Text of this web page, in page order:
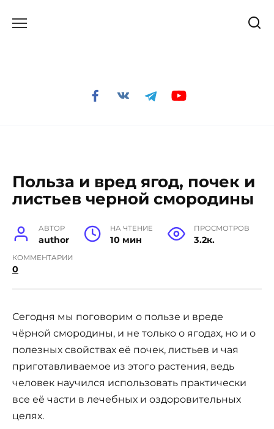
Польза и вред ягод, почек и
листьев черной смородины
АВТОР
author
НА ЧТЕНИЕ
10 мин
ПРОСМОТРОВ
3.2к.
КОММЕНТАРИИ
0
Сегодня мы поговорим о пользе и вреде
чёрной смородины, и не только о ягодах, но и о
полезных свойствах её почек, листьев и чая
приготавливаемое из этого растения, ведь
человек научился использовать практически
все её части в лечебных и оздоровительных
целях.